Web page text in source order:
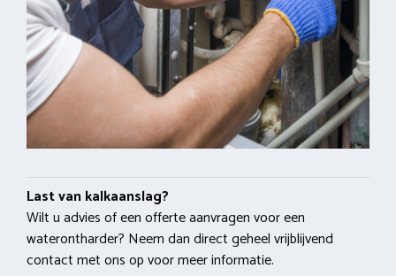
Last van kalkaanslag?
Wilt u advies of een offerte aanvragen voor een
waterontharder? Neem dan direct geheel vrijblijvend
contact met ons op voor meer informatie.